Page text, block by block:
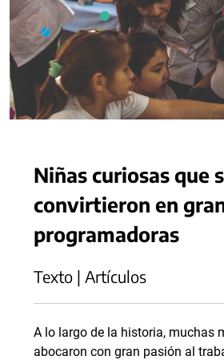
Niñas curiosas que
convirtieron en
programadoras
Texto | Artículos
A lo largo de la historia, muchas
abocaron con gran pasión al